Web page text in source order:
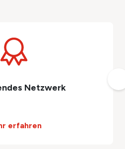
Netzwerk
erfahren